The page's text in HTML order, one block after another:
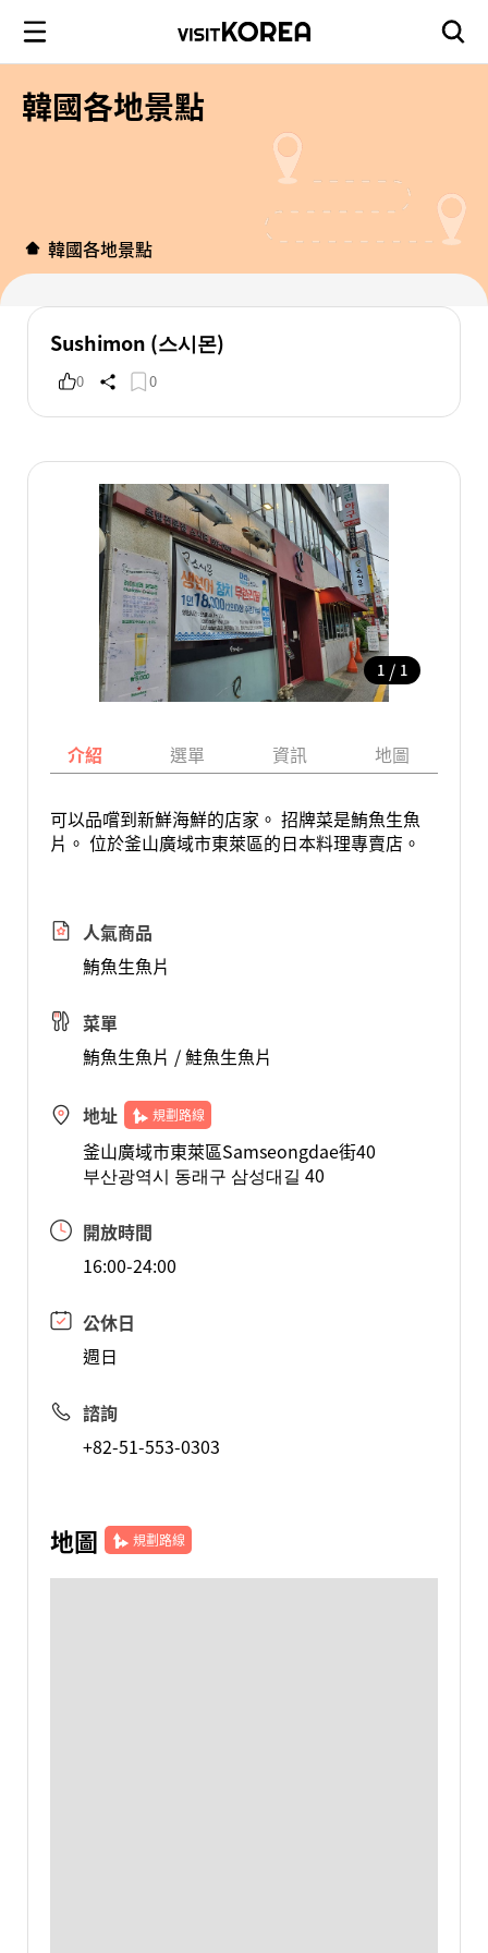
韓國各地景點
韓國各地景點
Sushimon (스시몬)
0 0
1 / 1
介紹 選單 資訊 地圖
可以品嚐到新鮮海鮮的店家。 招牌菜是鮪魚生魚
片。 位於釜山廣域市東萊區的日本料理專賣店。
人氣商品
鮪魚生魚片
菜單
鮪魚生魚片 / 鮭魚生魚片
地址 規劃路線
釜山廣域市東萊區Samseongdae街40
부산광역시 동래구 삼성대길 40
開放時間
16:00-24:00
公休日
週日
諮詢
+82-51-553-0303
地圖 規劃路線